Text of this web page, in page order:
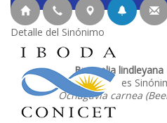
Detalle del Sinónimo
Bromelia lindleyana
es
Ochagavia carnea